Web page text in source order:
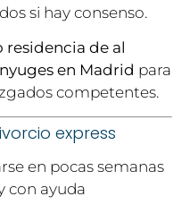
si hay consenso.
de al
en Madrid para
competentes.
express
en pocas semanas
con ayuda